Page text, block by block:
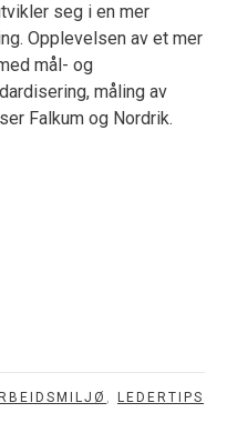
seg i en mer
Opplevelsen av et mer
mål- og
måling av
Falkum og Nordrik.
, LEDERTIPS